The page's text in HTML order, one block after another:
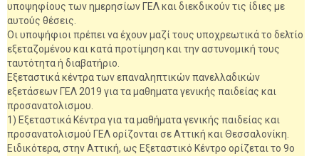
υποψηφίους των ημερησίων ΓΕΛ και διεκδικούν τις ίδιες με
αυτούς θέσεις.
Οι υποψήφιοι πρέπει να έχουν μαζί τους υποχρεωτικά το δελτίο
εξεταζομένου και κατά προτίμηση και την αστυνομική τους
ταυτότητα ή διαβατήριο.
Εξεταστικά κέντρα των επαναληπτικών πανελλαδικών
εξετάσεων ΓΕΛ 2019 για τα μαθηματα γενικής παιδείας και
προσανατολισμου.
1) Εξεταστικά Κέντρα για τα μαθήματα γενικής παιδείας και
προσανατολισμού ΓΕΛ ορίζονται σε Αττική και Θεσσαλονίκη.
Ειδικότερα, στην Αττική, ως Εξεταστικό Κέντρο ορίζεται το 9ο